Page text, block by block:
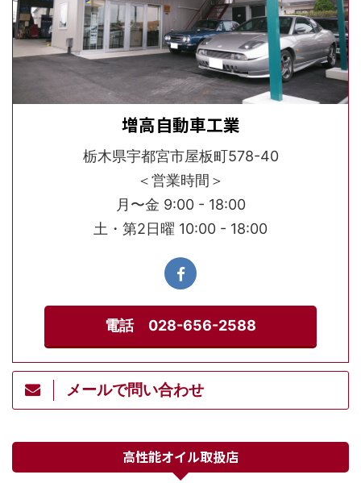
増高自動車工業
栃木県宇都宮市屋板町578-40
＜営業時間＞
月〜金 9:00 - 18:00
土・第2日曜 10:00 - 18:00
電話 028-656-2588
メールで問い合わせ
高性能オイル取扱店